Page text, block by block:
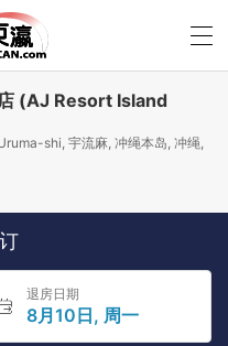
(AJ Resort Island
shi, 宇流麻, 冲绳本岛, 冲绳,
退房日期
8月10日, 周一